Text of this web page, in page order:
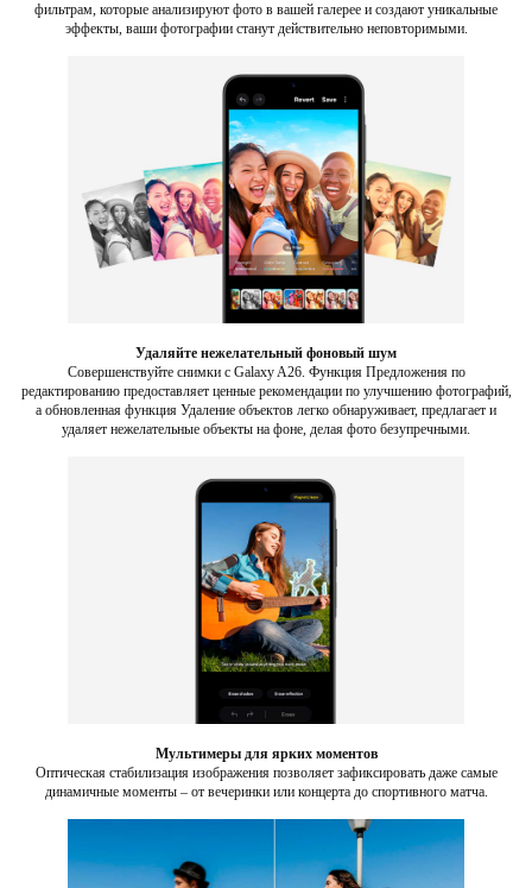
фильтрам, которые анализируют фото в вашей галерее и создают уникальные
эффекты, ваши фотографии станут действительно неповторимыми.
Удаляйте нежелательный фоновый шум
Совершенствуйте снимки с Galaxy A26. Функция Предложения по
редактированию предоставляет ценные рекомендации по улучшению фотографий,
а обновленная функция Удаление объектов легко обнаруживает, предлагает и
удаляет нежелательные объекты на фоне, делая фото безупречными.
Мультимеры для ярких моментов
Оптическая стабилизация изображения позволяет зафиксировать даже самые
динамичные моменты – от вечеринки или концерта до спортивного матча.